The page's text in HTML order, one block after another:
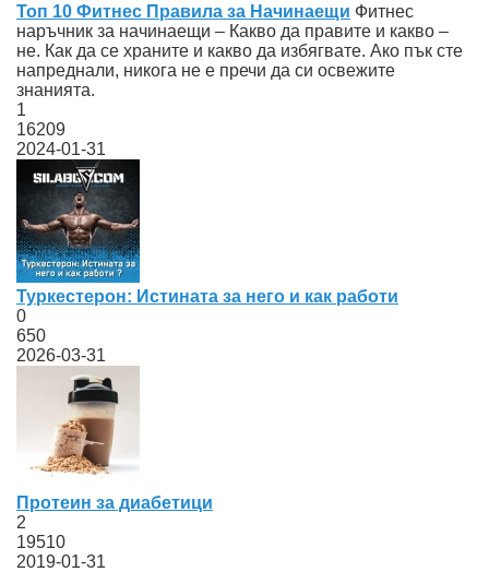
Топ 10 Фитнес Правила за Начинаещи Фитнес
наръчник за начинаещи – Какво да правите и какво –
не. Как да се храните и какво да избягвате. Ако пък сте
напреднали, никога не е пречи да си освежите
знанията.
1
16209
2024-01-31
Туркестерон: Истината за него и как работи
0
650
2026-03-31
Протеин за диабетици
2
19510
2019-01-31